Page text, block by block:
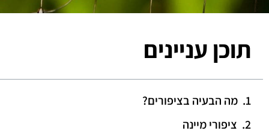
תוכן עניינים
מה הבעיה בציפורים?
ציפורי מיינה